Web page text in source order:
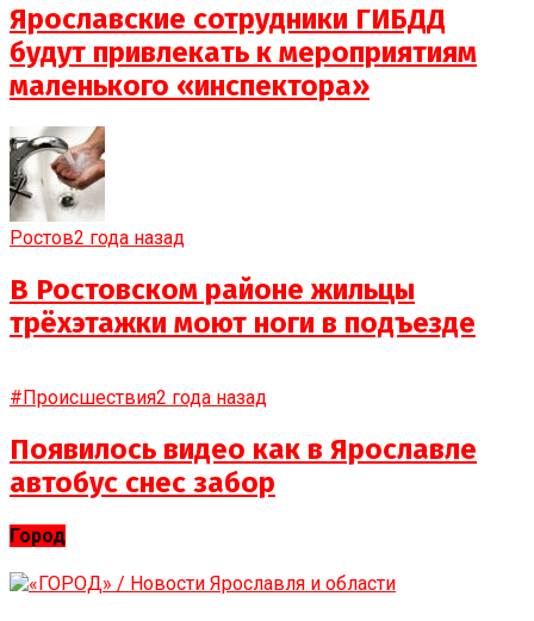
Ярославские сотрудники ГИБДД
будут привлекать к мероприятиям
маленького «инспектора»
Ростов2 года назад
В Ростовском районе жильцы
трёхэтажки моют ноги в подъезде
#Происшествия2 года назад
Появилось видео как в Ярославле
автобус снес забор
Город